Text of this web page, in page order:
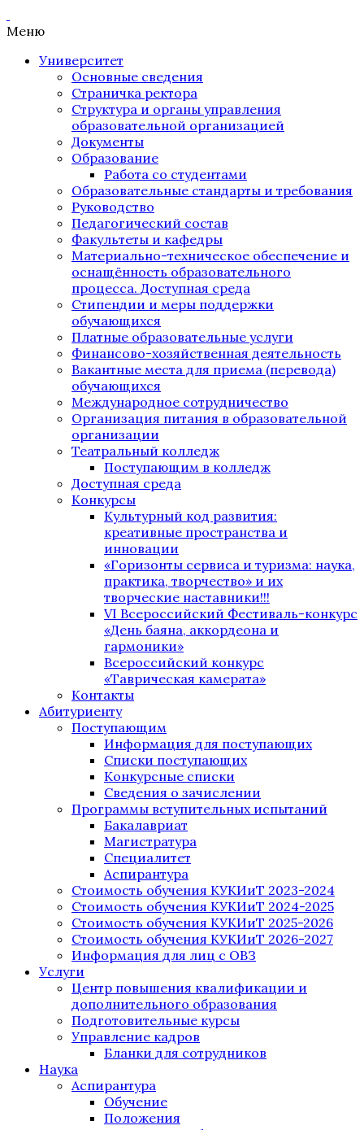
Меню
Университет
Основные сведения
Страничка ректора
Структура и органы управления
образовательной организацией
Документы
Образование
Работа со студентами
Образовательные стандарты и требования
Руководство
Педагогический состав
Факультеты и кафедры
Материально-техническое обеспечение и
оснащённость образовательного
процесса. Доступная среда
Стипендии и меры поддержки
обучающихся
Платные образовательные услуги
Финансово-хозяйственная деятельность
Вакантные места для приема (перевода)
обучающихся
Международное сотрудничество
Организация питания в образовательной
организации
Театральный колледж
Поступающим в колледж
Доступная среда
Конкурсы
Культурный код развития:
креативные пространства и
инновации
«Горизонты сервиса и туризма: наука,
практика, творчество» и их
творческие наставники!!!
VI Всероссийский Фестиваль-конкурс
«День баяна, аккордеона и
гармоники»
Всероссийский конкурс
«Таврическая камерата»
Контакты
Абитуриенту
Поступающим
Информация для поступающих
Списки поступающих
Конкурсные списки
Сведения о зачислении
Программы вступительных испытаний
Бакалавриат
Магистратура
Специалитет
Аспирантура
Стоимость обучения КУКИиТ 2023-2024
Стоимость обучения КУКИиТ 2024-2025
Стоимость обучения КУКИиТ 2025-2026
Стоимость обучения КУКИиТ 2026-2027
Информация для лиц с ОВЗ
Услуги
Центр повышения квалификации и
дополнительного образования
Подготовительные курсы
Управление кадров
Бланки для сотрудников
Наука
Аспирантура
Обучение
Положения